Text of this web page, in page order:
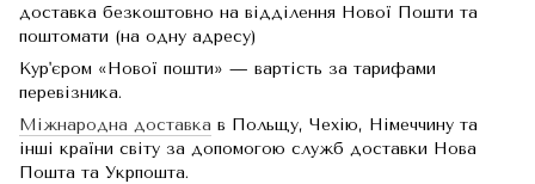
доставка безкоштовно на відділення Нової Пошти та
поштомати (на одну адресу)
Кур'єром «Нової пошти» — вартість за тарифами
перевізника.
Міжнародна доставка в Польщу, Чехію, Німеччину та
інші країни світу за допомогою служб доставки Нова
Пошта та Укрпошта.